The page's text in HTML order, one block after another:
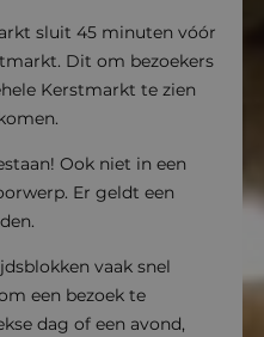
sluit 45 minuten vóór
Dit om bezoekers
Kerstmarkt te zien
Ook niet in een
Er geldt een
vaak snel
een bezoek te
dag of een avond,